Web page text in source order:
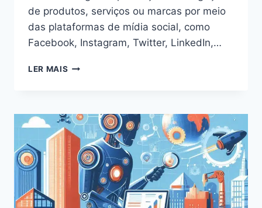
de produtos, serviços ou marcas por meio
das plataformas de mídia social, como
Facebook, Instagram, Twitter, LinkedIn,…
LER MAIS DOMINE
REDES
SOCIAIS
EM
2024:
ESTRATÉGIAS
COMPROVADAS
PARA